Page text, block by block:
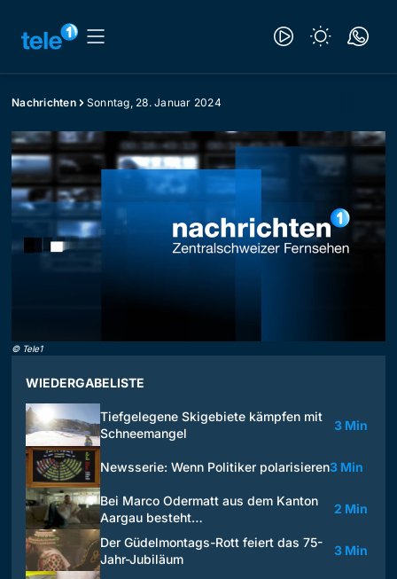
Nachrichten Sonntag, 28. Januar 2024
© Tele1
WIEDERGABELISTE
Tiefgelegene Skigebiete kämpfen mit
Schneemangel
3 Min
Newsserie: Wenn Politiker polarisieren3 Min
Bei Marco Odermatt aus dem Kanton
Aargau besteht…
2 Min
Der Güdelmontags-Rott feiert das 75-
Jahr-Jubiläum
3 Min